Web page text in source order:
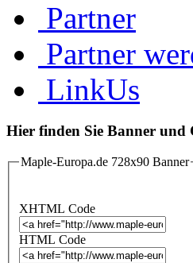
Partner
Partner
LinkUs
Hier finden Sie Banner und
Maple-Europa.de 728x90 Banner
XHTML Code
HTML Code